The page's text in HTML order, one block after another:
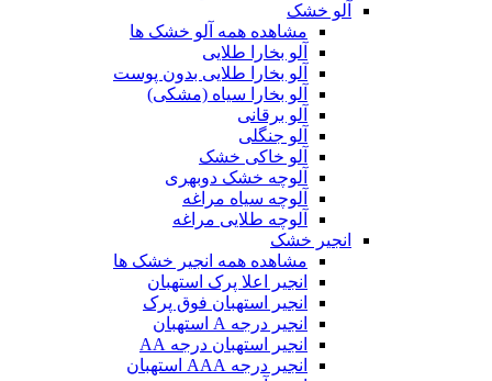
آلو خشک
مشاهده همه آلو خشک ها
آلو بخارا طلایی
آلو بخارا طلایی بدون پوست
آلو بخارا سیاه (مشکی)
آلو برقانی
آلو جنگلی
آلو خاکی خشک
آلوچه خشک دوبهری
آلوچه سیاه مراغه
آلوچه طلایی مراغه
انجیر خشک
مشاهده همه انجیر خشک ها
انجیر اعلا پرک استهبان
انجیر استهبان فوق پرک
انجیر درجه A استهبان
انجیر استهبان درجه AA
انجیر درجه AAA استهبان